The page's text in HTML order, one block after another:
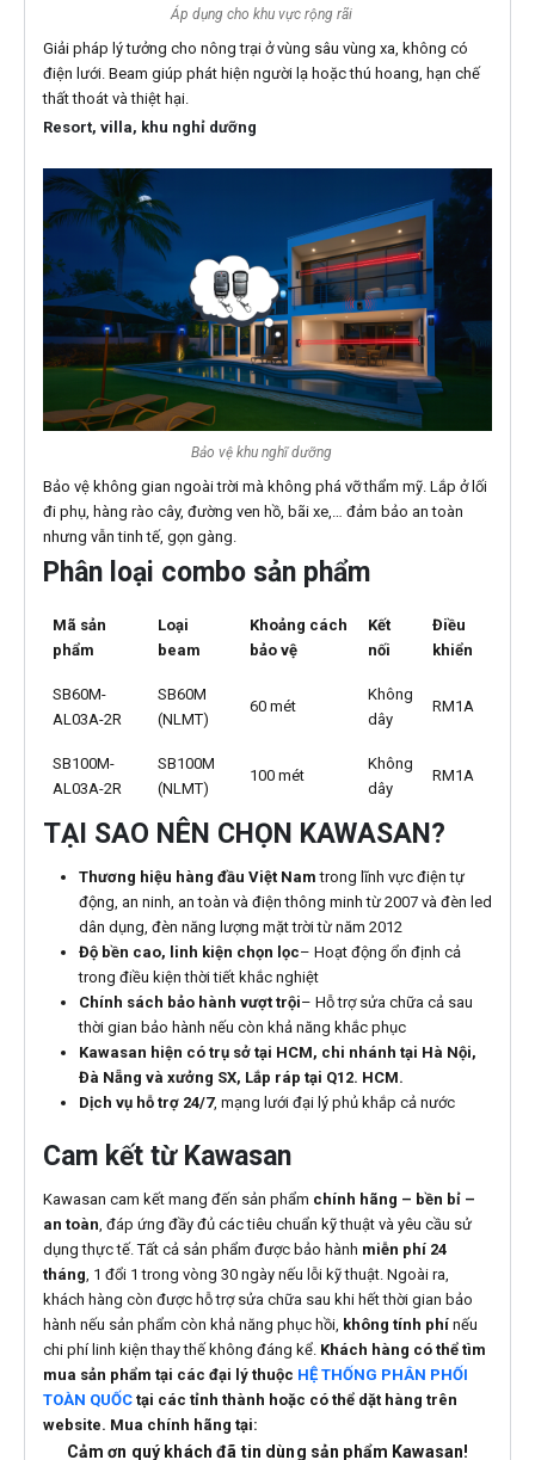
Áp dụng cho khu vực rộng rãi
Giải pháp lý tưởng cho nông trại ở vùng sâu vùng xa, không có
điện lưới. Beam giúp phát hiện người lạ hoặc thú hoang, hạn chế
thất thoát và thiệt hại.
Resort, villa, khu nghỉ dưỡng
Bảo vệ khu nghĩ dưỡng
Bảo vệ không gian ngoài trời mà không phá vỡ thẩm mỹ. Lắp ở lối
đi phụ, hàng rào cây, đường ven hồ, bãi xe,… đảm bảo an toàn
nhưng vẫn tinh tế, gọn gàng.
Phân loại combo sản phẩm
Mã sản
phẩm
Loại
beam
Khoảng cách
bảo vệ
Kết
nối
Điều
khiển
SB60M-
AL03A-2R
SB60M
(NLMT)
60 mét
Không
dây
RM1A
SB100M-
AL03A-2R
SB100M
(NLMT)
100 mét
Không
dây
RM1A
TẠI SAO NÊN CHỌN KAWASAN?
Thương hiệu hàng đầu Việt Namtrong lĩnh vực điện tự
động, an ninh, an toàn và điện thông minh từ 2007 và đèn led
dân dụng, đèn năng lượng mặt trời từ năm 2012
Độ bền cao, linh kiện chọn lọc– Hoạt động ổn định cả
trong điều kiện thời tiết khắc nghiệt
Chính sách bảo hành vượt trội– Hỗ trợ sửa chữa cả sau
thời gian bảo hành nếu còn khả năng khắc phục
Kawasan hiện có trụ sở tại HCM, chi nhánh tại Hà Nội,
Đà Nẵng và xưởng SX, Lắp ráp tại Q12. HCM.
Dịch vụ hỗ trợ 24/7, mạng lưới đại lý phủ khắp cả nước
Cam kết từ Kawasan
Kawasan cam kết mang đến sản phẩm chính hãng – bền bỉ –
an toàn, đáp ứng đầy đủ các tiêu chuẩn kỹ thuật và yêu cầu sử
dụng thực tế. Tất cả sản phẩm được bảo hành miễn phí 24
tháng, 1 đổi 1 trong vòng 30 ngày nếu lỗi kỹ thuật. Ngoài ra,
khách hàng còn được hỗ trợ sửa chữa sau khi hết thời gian bảo
hành nếu sản phẩm còn khả năng phục hồi, không tính phí nếu
chi phí linh kiện thay thế không đáng kể. Khách hàng có thể tìm
mua sản phẩm tại các đại lý thuộc HỆ THỐNG PHÂN PHỐI
TOÀN QUỐC tại các tỉnh thành hoặc có thể dặt hàng trên
website. Mua chính hãng tại:
Cảm ơn quý khách đã tin dùng sản phẩm Kawasan!